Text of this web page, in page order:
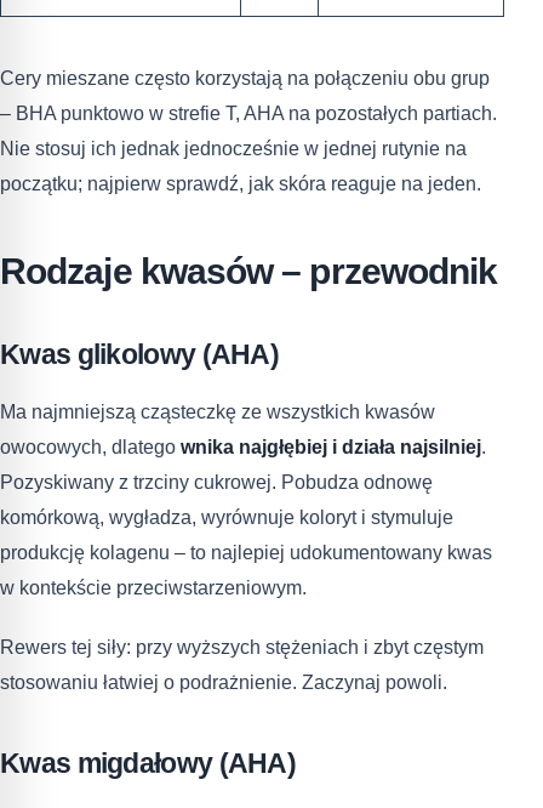
Cery mieszane często korzystają na połączeniu obu grup
– BHA punktowo w strefie T, AHA na pozostałych partiach.
Nie stosuj ich jednak jednocześnie w jednej rutynie na
początku; najpierw sprawdź, jak skóra reaguje na jeden.
Rodzaje kwasów – przewodnik
Kwas glikolowy (AHA)
Ma najmniejszą cząsteczkę ze wszystkich kwasów
owocowych, dlatego wnika najgłębiej i działa najsilniej.
Pozyskiwany z trzciny cukrowej. Pobudza odnowę
komórkową, wygładza, wyrównuje koloryt i stymuluje
produkcję kolagenu – to najlepiej udokumentowany kwas
w kontekście przeciwstarzeniowym.
Rewers tej siły: przy wyższych stężeniach i zbyt częstym
stosowaniu łatwiej o podrażnienie. Zaczynaj powoli.
Kwas migdałowy (AHA)